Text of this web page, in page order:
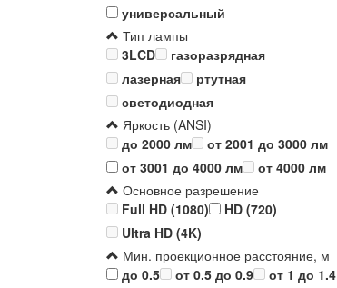
универсальный
Тип лампы
3LCD
газоразрядная
лазерная
ртутная
светодиодная
Яркость (ANSI)
до 2000 лм
от 2001 до 3000 лм
от 3001 до 4000 лм
от 4000 лм
Основное разрешение
Full HD (1080)
HD (720)
Ultra HD (4K)
Мин. проекционное расстояние, м
до 0.5
от 0.5 до 0.9
от 1 до 1.4